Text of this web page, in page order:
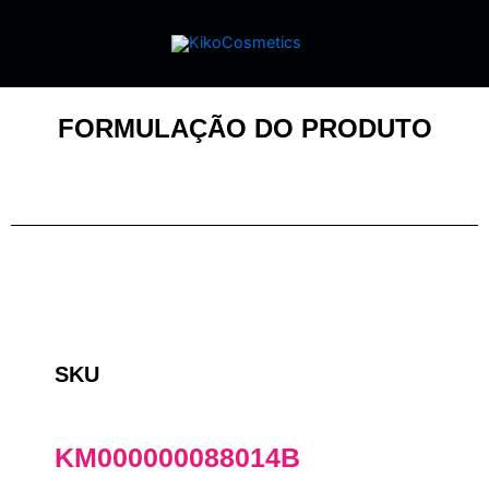
FORMULAÇÃO DO PRODUTO
SKU
KM000000088014B